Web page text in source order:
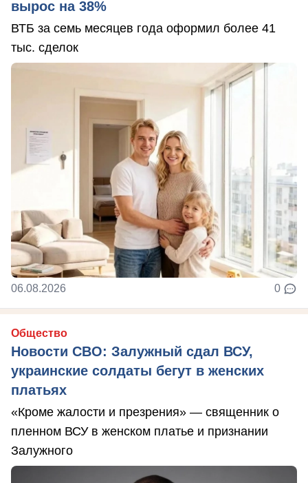
вырос на 38%
ВТБ за семь месяцев года оформил более 41
тыс. сделок
06.08.2026 0
Общество
Новости СВО: Залужный сдал ВСУ,
украинские солдаты бегут в женских
платьях
«Кроме жалости и презрения» — священник о
пленном ВСУ в женском платье и признании
Залужного